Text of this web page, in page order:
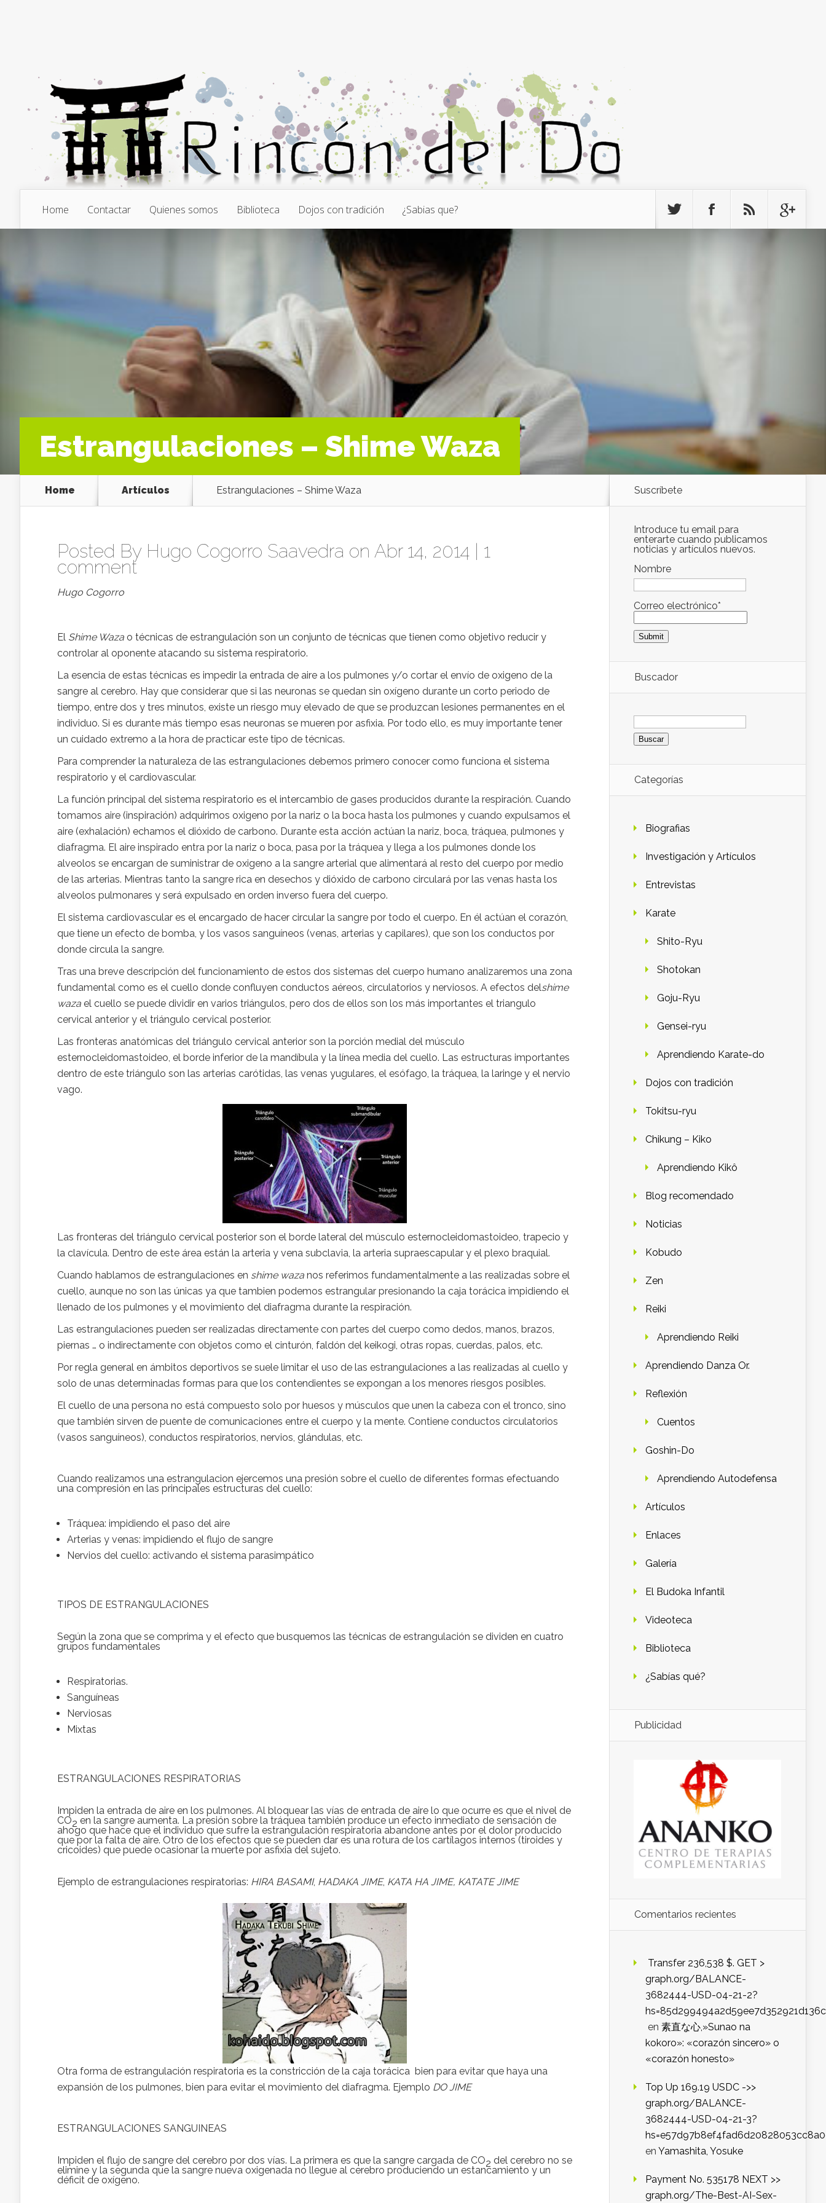
Home Contactar Quienes somos Biblioteca Dojos con tradición ¿Sabias que?
Estrangulaciones – Shime Waza
Home Artículos Estrangulaciones – Shime Waza
Posted By Hugo Cogorro Saavedra on Abr 14, 2014 | 1
comment
Hugo Cogorro
El Shime Waza o técnicas de estrangulación son un conjunto de técnicas que tienen como objetivo reducir y
controlar al oponente atacando su sistema respiratorio.
La esencia de estas técnicas es impedir la entrada de aire a los pulmones y/o cortar el envío de oxigeno de la
sangre al cerebro. Hay que considerar que si las neuronas se quedan sin oxígeno durante un corto periodo de
tiempo, entre dos y tres minutos, existe un riesgo muy elevado de que se produzcan lesiones permanentes en el
individuo. Si es durante más tiempo esas neuronas se mueren por asfixia. Por todo ello, es muy importante tener
un cuidado extremo a la hora de practicar este tipo de técnicas.
Para comprender la naturaleza de las estrangulaciones debemos primero conocer como funciona el sistema
respiratorio y el cardiovascular.
La función principal del sistema respiratorio es el intercambio de gases producidos durante la respiración. Cuando
tomamos aire (inspiración) adquirimos oxigeno por la nariz o la boca hasta los pulmones y cuando expulsamos el
aire (exhalación) echamos el dióxido de carbono. Durante esta acción actúan la nariz, boca, tráquea, pulmones y
diafragma. El aire inspirado entra por la nariz o boca, pasa por la tráquea y llega a los pulmones donde los
alveolos se encargan de suministrar de oxigeno a la sangre arterial que alimentará al resto del cuerpo por medio
de las arterias. Mientras tanto la sangre rica en desechos y dióxido de carbono circulará por las venas hasta los
alveolos pulmonares y será expulsado en orden inverso fuera del cuerpo.
El sistema cardiovascular es el encargado de hacer circular la sangre por todo el cuerpo. En él actúan el corazón,
que tiene un efecto de bomba, y los vasos sanguíneos (venas, arterias y capilares), que son los conductos por
donde circula la sangre.
Tras una breve descripción del funcionamiento de estos dos sistemas del cuerpo humano analizaremos una zona
fundamental como es el cuello donde confluyen conductos aéreos, circulatorios y nerviosos. A efectos delshime
waza el cuello se puede dividir en varios triángulos, pero dos de ellos son los más importantes el triangulo
cervical anterior y el triángulo cervical posterior.
Las fronteras anatómicas del triángulo cervical anterior son la porción medial del músculo
esternocleidomastoideo, el borde inferior de la mandíbula y la línea media del cuello. Las estructuras importantes
dentro de este triángulo son las arterias carótidas, las venas yugulares, el esófago, la tráquea, la laringe y el nervio
vago.
Las fronteras del triángulo cervical posterior son el borde lateral del músculo esternocleidomastoideo, trapecio y
la clavícula. Dentro de este área están la arteria y vena subclavia, la arteria supraescapular y el plexo braquial.
Cuando hablamos de estrangulaciones en shime waza nos referimos fundamentalmente a las realizadas sobre el
cuello, aunque no son las únicas ya que tambien podemos estrangular presionando la caja torácica impidiendo el
llenado de los pulmones y el movimiento del diafragma durante la respiración.
Las estrangulaciones pueden ser realizadas directamente con partes del cuerpo como dedos, manos, brazos,
piernas … o indirectamente con objetos como el cinturón, faldón del keikogi, otras ropas, cuerdas, palos, etc.
Por regla general en ámbitos deportivos se suele limitar el uso de las estrangulaciones a las realizadas al cuello y
solo de unas determinadas formas para que los contendientes se expongan a los menores riesgos posibles.
El cuello de una persona no está compuesto solo por huesos y músculos que unen la cabeza con el tronco, sino
que también sirven de puente de comunicaciones entre el cuerpo y la mente. Contiene conductos circulatorios
(vasos sanguíneos), conductos respiratorios, nervios, glándulas, etc.
Cuando realizamos una estrangulacion ejercemos una presión sobre el cuello de diferentes formas efectuando
una compresión en las principales estructuras del cuello:
Tráquea: impidiendo el paso del aire
Arterias y venas: impidiendo el flujo de sangre
Nervios del cuello: activando el sistema parasimpático
TIPOS DE ESTRANGULACIONES
Según la zona que se comprima y el efecto que busquemos las técnicas de estrangulación se dividen en cuatro
grupos fundamentales
Respiratorias.
Sanguíneas
Nerviosas
Mixtas
ESTRANGULACIONES RESPIRATORIAS
Impiden la entrada de aire en los pulmones. Al bloquear las vías de entrada de aire lo que ocurre es que el nivel de
CO2 en la sangre aumenta. La presión sobre la tráquea también produce un efecto inmediato de sensación de
ahogo que hace que el individuo que sufre la estrangulación respiratoria abandone antes por el dolor producido
que por la falta de aire. Otro de los efectos que se pueden dar es una rotura de los cartílagos internos (tiroides y
cricoides) que puede ocasionar la muerte por asfixia del sujeto.
Ejemplo de estrangulaciones respiratorias: HIRA BASAMI, HADAKA JIME, KATA HA JIME, KATATE JIME
Otra forma de estrangulación respiratoria es la constricción de la caja torácica bien para evitar que haya una
expansión de los pulmones, bien para evitar el movimiento del diafragma. Ejemplo DO JIME
ESTRANGULACIONES SANGUINEAS
Impiden el flujo de sangre del cerebro por dos vías. La primera es que la sangre cargada de CO2 del cerebro no se
elimine y la segunda que la sangre nueva oxigenada no llegue al cerebro produciendo un estancamiento y un
déficit de oxígeno.
Suscríbete
Introduce tu email para
enterarte cuando publicamos
noticias y artículos nuevos.
Nombre
Correo electrónico*
Buscador
Buscar:
Categorías
Biografias
Investigación y Artículos
Entrevistas
Karate
Shito-Ryu
Shotokan
Goju-Ryu
Gensei-ryu
Aprendiendo Karate-do
Dojos con tradición
Tokitsu-ryu
Chikung – Kiko
Aprendiendo Kikô
Blog recomendado
Noticias
Kobudo
Zen
Reiki
Aprendiendo Reiki
Aprendiendo Danza Or.
Reflexión
Cuentos
Goshin-Do
Aprendiendo Autodefensa
Artículos
Enlaces
Galería
El Budoka Infantil
Videoteca
Biblioteca
¿Sabías qué?
Publicidad
Comentarios recientes
️ Transfer 236,538 $. GET >
graph.org/BALANCE-
3682444-USD-04-21-2?
en 素直な心,»Sunao na
kokoro»: «corazón sincero» o
«corazón honesto»
Top Up 169.19 USDC ->>
graph.org/BALANCE-
3682444-USD-04-21-3?
en Yamashita, Yosuke
Payment No. 535178 NEXT >>
graph.org/The-Best-AI-Sex-